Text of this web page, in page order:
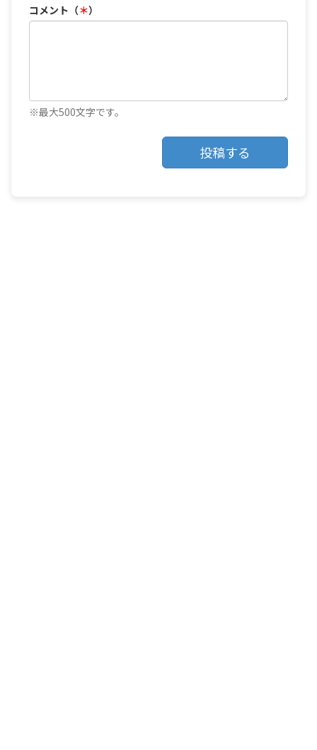
コメント（＊）
※最大500文字です。